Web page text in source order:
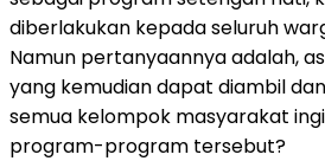
diberlakukan kepada seluruh
Namun pertanyaannya adalah,
yang kemudian dapat diambil
semua kelompok masyarakat
program-program tersebut?